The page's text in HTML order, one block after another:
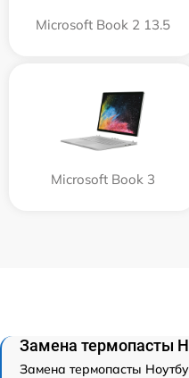
Microsoft Book 2 13.5
Microsoft Book 3
Замена термопасты
Замена термопасты